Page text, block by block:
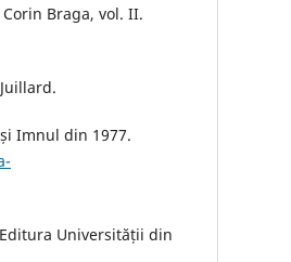
Braga, vol. II.
Imnul din 1977.
Universității din